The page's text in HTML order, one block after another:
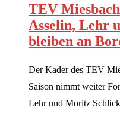
TEV
Asselin, Lehr
bleiben an
Der Kader des TEV
Saison nimmt weiter
Lehr und Moritz